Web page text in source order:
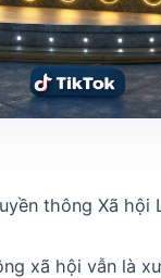
thông Xã hội
xã hội vẫn là